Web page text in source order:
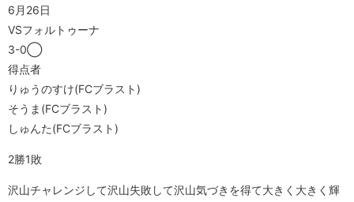
6月26日
VSフォルトゥーナ
3-0◯
得点者
りゅうのすけ(FCブラスト)
そうま(FCブラスト)
しゅんた(FCブラスト)
2勝1敗
沢山チャレンジして沢山失敗して沢山気づきを得て大きく大きく輝